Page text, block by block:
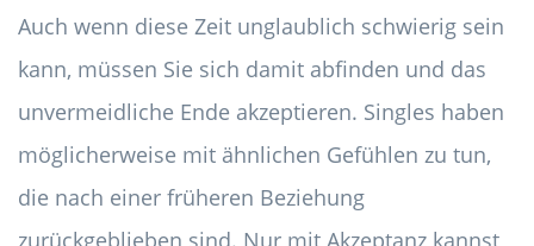
Auch wenn diese Zeit unglaublich schwierig sein
kann, müssen Sie sich damit abfinden und das
unvermeidliche Ende akzeptieren. Singles haben
möglicherweise mit ähnlichen Gefühlen zu tun,
die nach einer früheren Beziehung
zurückgeblieben sind. Nur mit Akzeptanz kannst